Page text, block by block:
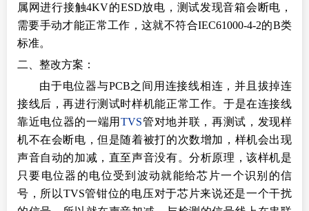
属网进行接触4KV的ESD放电，测试发现音箱会断电，
需要手动才能正常工作，这就不符合IEC61000-4-2的B类
标准。
二、整改方案：
由于电位器与PCB之间用连接线相连，并且拔掉连
接线后，再进行测试时样机能正常工作。于是在连接线
靠近电位器的一端用TVS管对地并联，再测试，发现样
机不在会断电，但是随着被打的次数增加，样机会出现
声音自动的加减，直至声音没有。分析原理，该样机是
只要电位器的电位受到波动就能给芯片一个识别的信
号，所以TVS管钳位的电压对于芯片来说还是一个干扰